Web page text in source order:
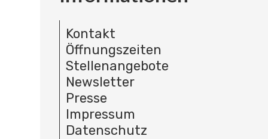
Kontakt
Öffnungszeiten
Stellenangebote
Newsletter
Presse
Impressum
Datenschutz